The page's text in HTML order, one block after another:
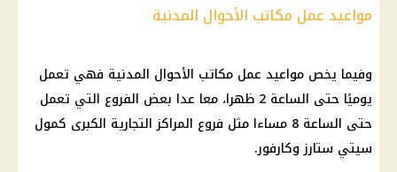
مواعيد عمل مكاتب الأحوال المدنية
وفيما يخص مواعيد عمل مكاتب الأحوال المدنية فهي تعمل
يوميًا حتى الساعة 2 ظهرا، معا عدا بعض الفروع التي تعمل
حتى الساعة 8 مساءا مثل فروع المراكز التجارية الكبرى كمول
سيتي ستارز وكارفور.